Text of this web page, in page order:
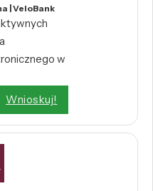
| VeloBank
w
Wnioskuj!